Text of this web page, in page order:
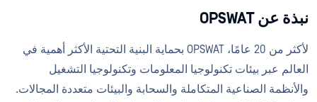
نبذة عن OPSWAT
لأكثر من 20 عامًا، OPSWAT بحماية البنية التحتية الأكثر أهمية في
العالم عبر بيئات تكنولوجيا المعلومات وتكنولوجيا التشغيل
والأنظمة الصناعية المتكاملة والسحابة والبيئات متعددة المجالات.